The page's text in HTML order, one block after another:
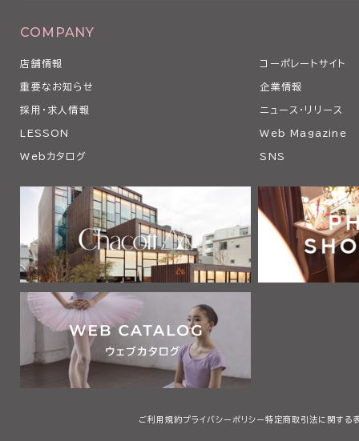
COMPANY
店舗情報 コーポレートサイト
重要なお知らせ 企業情報
採用・求人情報 ニュース・リリース
LESSON Web Magazine
Webカタログ SNS
ご利用規約プライバシーポリシー 特定商取引法に関する